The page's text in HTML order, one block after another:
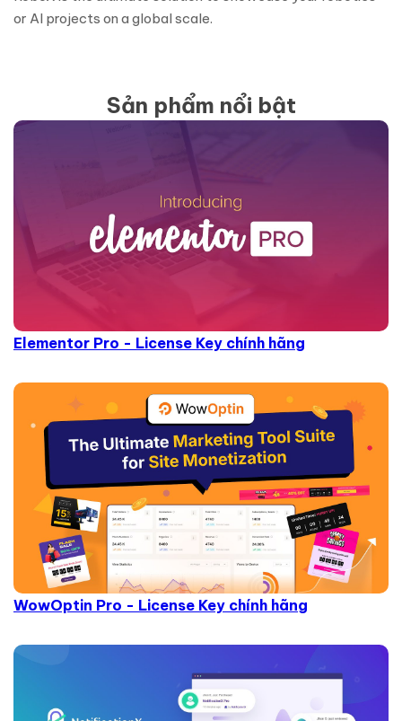
or AI projects on a global scale.
Sản phẩm nổi bật
Elementor Pro - License Key chính hãng
WowOptin Pro - License Key chính hãng